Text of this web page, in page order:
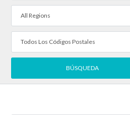
All Regions
Todos Los Códigos Postales